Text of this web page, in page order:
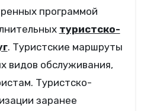
программой
туристско-
. Туристские маршруты
видов обслуживания,
Туристско-
заранее